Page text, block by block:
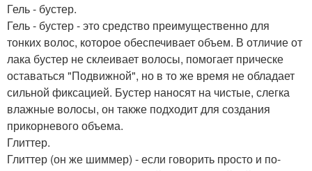
Гель - бустер.
Гель - бустер - это средство преимущественно для
тонких волос, которое обеспечивает объем. В отличие от
лака бустер не склеивает волосы, помогает прическе
оставаться "Подвижной", но в то же время не обладает
сильной фиксацией. Бустер наносят на чистые, слегка
влажные волосы, он также подходит для создания
прикорневого объема.
Глиттер.
Глиттер (он же шиммер) - если говорить просто и по-